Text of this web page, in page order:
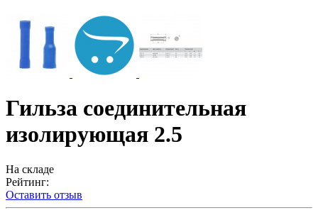
Гильза соединительная
изолирующая 2.5
На складе
Рейтинг:
Оставить отзыв